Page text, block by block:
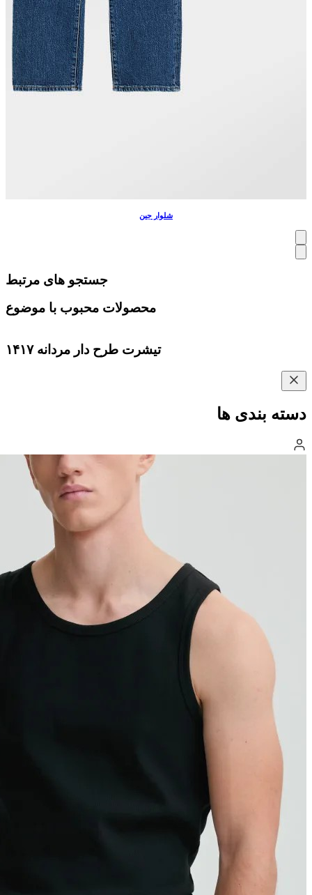
شلوار جین
جستجو های مرتبط
محصولات محبوب با موضوع
تیشرت طرح دار مردانه ۱۴۱۷
دسته بندی ها